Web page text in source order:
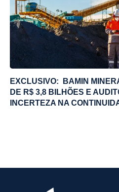
EXCLUSIVO: BAMIN
DE R$ 3,8 BILHÕES E
INCERTEZA NA